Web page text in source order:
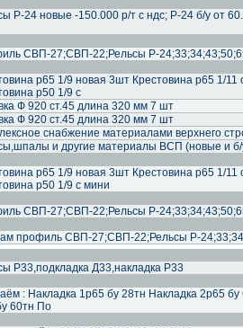
Р-24 новые -150.000 р/т с ндс; Р-24 б/у от
СВП-27;СВП-22;Рельсы Р-
р65 1/9 новая 3шт Крестовина р65 1/
р50 1/9 с
Ф 920 ст.45 длина 320 мм 7 шт
Ф 920 ст.45 длина 320 мм 7 шт
снабжение материалами верхнего
и другие материалы ВСП (новые и б/
р65 1/9 новая 3шт Крестовина р65 1/
р50 1/9 с мини
СВП-27;СВП-22;Рельсы Р-
профиль СВП-27;СВП-22;Рельсы Р-
Р33,подкладка Д33,накладка Р33
: Накладка 1р65 бу 28тн Накладка 2р65
60тн По